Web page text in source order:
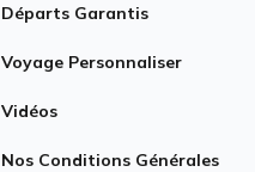
Départs Garantis
Voyage Personnaliser
Vidéos
Nos Conditions Générales